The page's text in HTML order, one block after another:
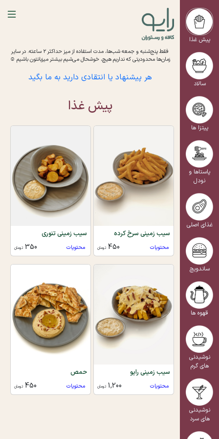
پیش غذا
سالاد
پیتزا ها
پاستاها و
نودل
غذای اصلی
ساندویچ
قهوه ها
نوشیدنی
های گرم
نوشیدنی
های سرد
فقط پنج‌شنبه و جمعه شب‌ها، مدت استفاده از میز حداکثر ۲ ساعته. در سایر
زمان‌ها محدودیتی که نداریم هیچ، خوشحال می‌شیم بیشتر میزبانتون باشیم ☺️
مدت زمان آماده سازی سفارشات بیرون بر در شبهای پایانی هفته و تعطیلات 1 ساعت ربع می باشد.
هر پیشنهاد یا انتقادی دارید به ما بگید
پیش غذا
سیب زمینی سرخ کرده
محتویات 450 تومان
سیب زمینی تنوری
محتویات 350 تومان
سیب زمینی رایو
محتویات 1,200 تومان
حمص
محتویات 450 تومان